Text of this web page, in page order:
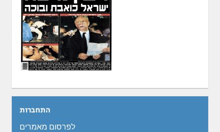
התחברות
לפרסום מאמרים